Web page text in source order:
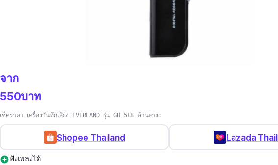
จาก
550บาท
เช็คราคา เครื่องบันทึกเสียง EVERLAND รุ่น GH 518 ด้านล่าง:
Shopee Thailand Lazada
add_circleฟังเพลงได้